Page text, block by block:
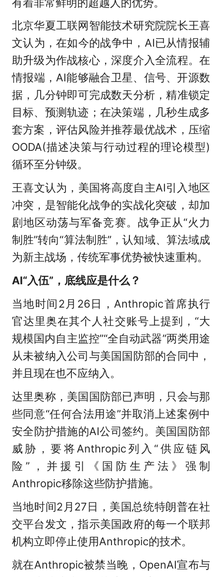
北京华夏工联网智能技术研究院院长王喜
文认为，在如今的战争中，AI已从情报辅
助升级为作战核心，深度介入全流程。在
情报端，AI能够融合卫星、信号、开源数
据，几分钟即可完成数天分析，精准锁定
目标、预测轨迹；在决策端，几秒生成多
套方案，评估风险并推荐最优战术，压缩
OODA(描述决策与行动过程的理论模型)
循环至分钟级。
王喜文认为，美国将高度自主AI引入地区
冲突，是智能化战争的实战化突破，却加
剧地区动荡与军备竞赛。战争正从“火力
制胜”转向“算法制胜”，认知域、算法域成
为新主战场，传统军事优势被快速重构。
AI“入伍”，底线应是什么？
当地时间2月26日，Anthropic首席执行
官达里奥在其个人社交账号上提到，“大
规模国内自主监控”“全自动武器”两类用途
从未被纳入公司与美国国防部的合同中，
并且现在也不应纳入。
达里奥称，美国国防部已声明，只会与那
些同意“任何合法用途”并取消上述案例中
安全防护措施的AI公司签约。美国国防部
威胁，要将Anthropic列入“供应链风
险”，并援引《国防生产法》强制
Anthropic移除这些防护措施。
当地时间2月27日，美国总统特朗普在社
交平台发文，指示美国政府的每一个联邦
机构立即停止使用Anthropic的技术。
就在Anthropic被禁当晚，OpenAI宣布与